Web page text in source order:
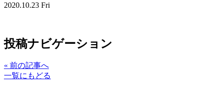
2020.10.23 Fri
投稿ナビゲーション
« 前の記事へ
一覧にもどる